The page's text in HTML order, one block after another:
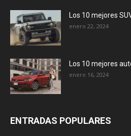
Los 10 mejores
enero 22, 2024
Los 10 mejores
enero 16, 2024
ENTRADAS POPULARES